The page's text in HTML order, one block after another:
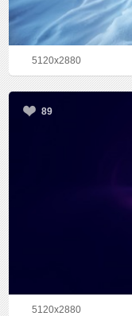
5120x2880
89
5120x2880